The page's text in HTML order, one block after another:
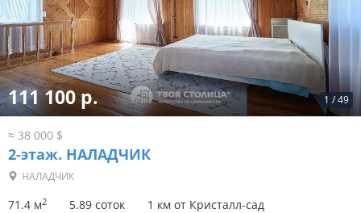
1 /49
111 100 р.
≈ 38 000 $
2-этаж. НАЛАДЧИК
НАЛАДЧИК
71.4 м2 5.89 соток 1 км от Кристалл-сад